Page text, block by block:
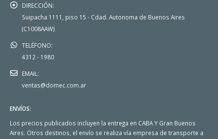
DIRECCIÓN:
Suipacha 1111, piso 15 - Cdad. Autonoma de Buenos Aires
(C1008AAW)
TELÉFONO:
4312 - 1980
EMAIL:
ventas@domec.com.ar
ENVÍOS:
Los precios publicados incluyen la entrega en CABA Y Gran Buenos
Aires. Otros destinos, el envío se realiza vía empresa de transporte a